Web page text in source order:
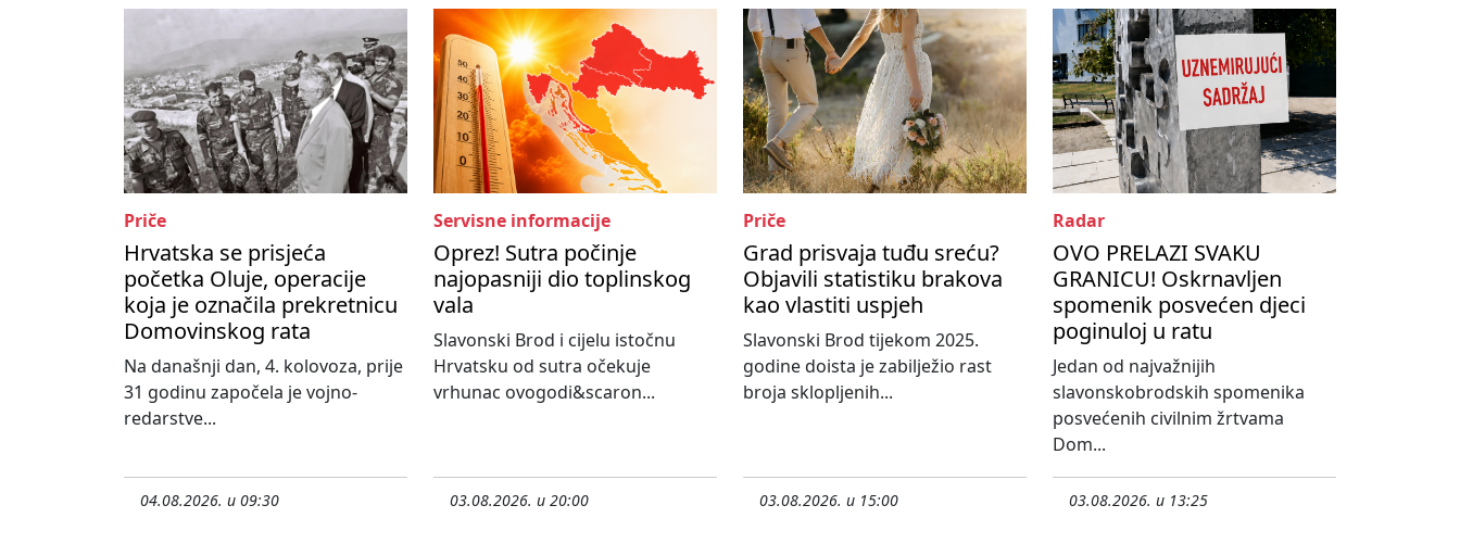
Priče
Hrvatska se prisjeća
početka Oluje, operacije
koja je označila prekretnicu
Domovinskog rata
Na današnji dan, 4. kolovoza, prije
31 godinu započela je vojno-
redarstve...
04.08.2026. u 09:30
Servisne informacije
Oprez! Sutra počinje
najopasniji dio toplinskog
vala
Slavonski Brod i cijelu istočnu
Hrvatsku od sutra očekuje
vrhunac ovogodi&scaron...
03.08.2026. u 20:00
Priče
Grad prisvaja tuđu sreću?
Objavili statistiku brakova
kao vlastiti uspjeh
Slavonski Brod tijekom 2025.
godine doista je zabilježio rast
broja sklopljenih...
03.08.2026. u 15:00
Radar
OVO PRELAZI SVAKU
GRANICU! Oskrnavljen
spomenik posvećen djeci
poginuloj u ratu
Jedan od najvažnijih
slavonskobrodskih spomenika
posvećenih civilnim žrtvama
Dom...
03.08.2026. u 13:25